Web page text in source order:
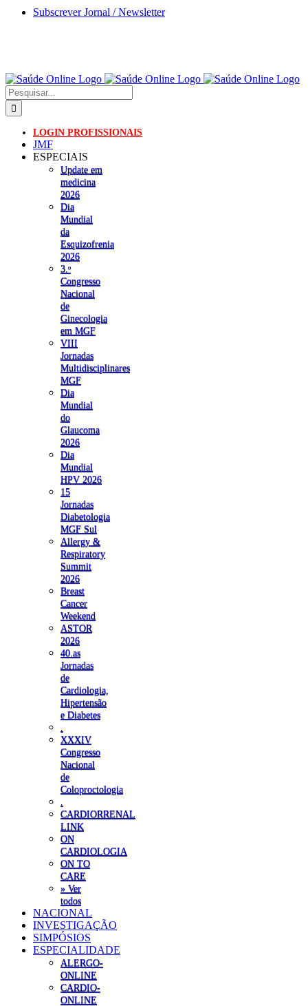
Skip
Subscrever Jornal / Newsletter
Pesquisar
LOGIN PROFISSIONAIS
JMF
ESPECIAIS
Update em
medicina
2026
Dia
Mundial
da
Esquizofrenia
2026
3.ᵒ
Congresso
Nacional
de
Ginecologia
em MGF
VIII
Jornadas
Multidisciplinares
MGF
Dia
Mundial
do
Glaucoma
2026
Dia
Mundial
HPV 2026
15
Jornadas
Diabetologia
MGF Sul
Allergy &
Respiratory
Summit
2026
Breast
Cancer
Weekend
ASTOR
2026
40.as
Jornadas
de
Cardiologia,
Hipertensão
e Diabetes
XXXIV
Congresso
Nacional
de
Coloproctologia
CARDIORRENAL
LINK
ON
CARDIOLOGIA
ON TO
CARE
» Ver
todos
NACIONAL
INVESTIGAÇÃO
SIMPÓSIOS
ESPECIALIDADE
ALERGO-
ONLINE
CARDIO-
ONLINE